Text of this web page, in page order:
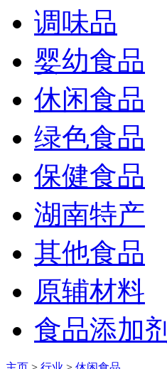
调味品
婴幼食品
休闲食品
绿色食品
保健食品
湖南特产
其他食品
原辅材料
食品添加剂